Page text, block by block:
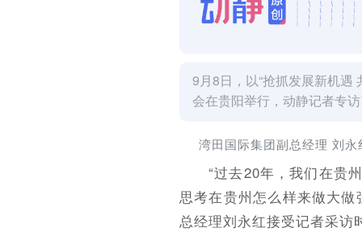
9月8日，以“抢抓发展新机遇
会在贵阳举行，动静记者专
湾田国际集团副总经理 刘永
“过去20年，我们在贵
思考在贵州怎么样来做大
总经理刘永红接受记者采访